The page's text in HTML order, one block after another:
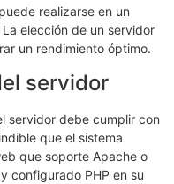
realizarse en un
elección de un servidor
un rendimiento óptimo.
servidor
servidor debe cumplir con
que el sistema
que soporte Apache o
configurado PHP en su